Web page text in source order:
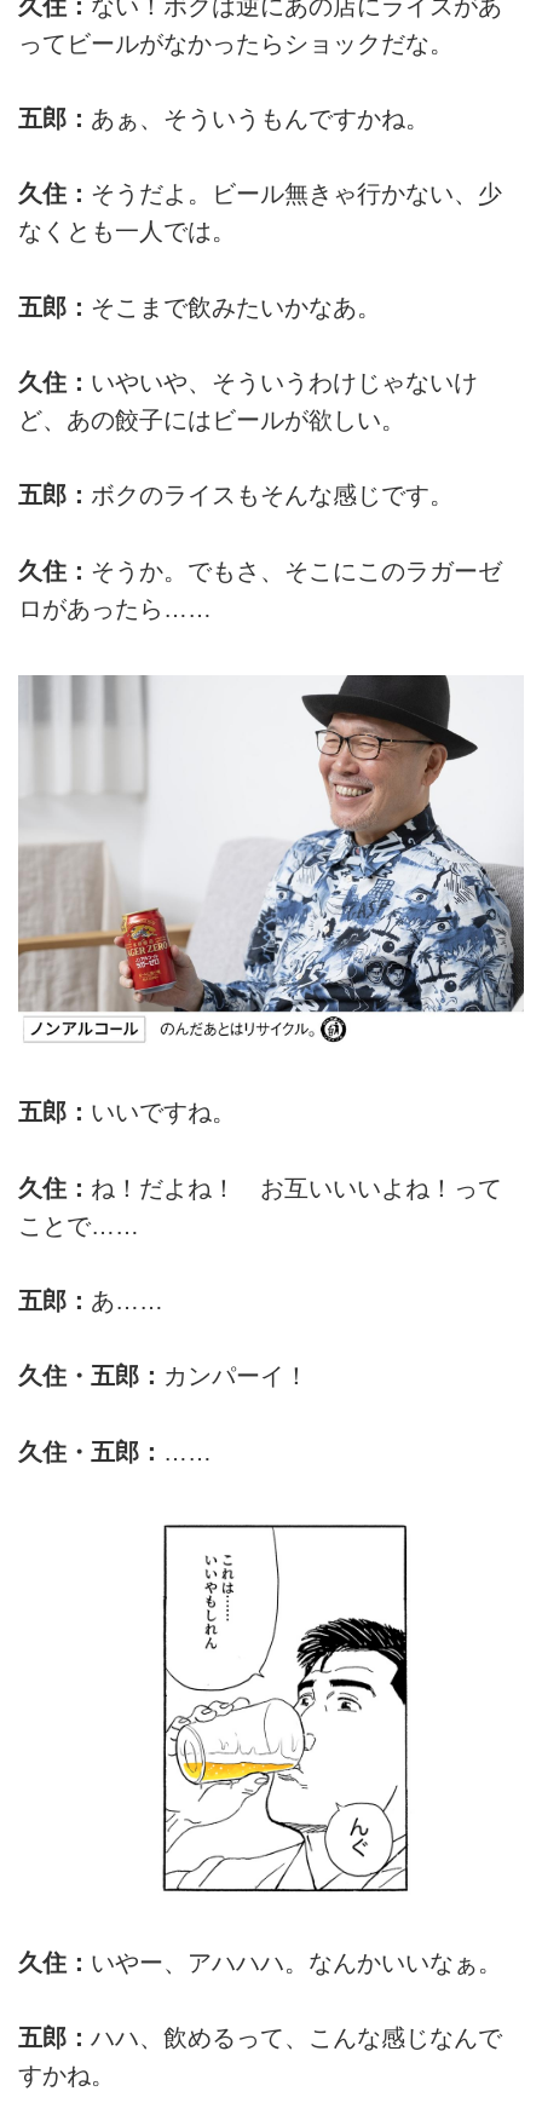
久住： ない！ボクは逆にあの店にライスがあ
ってビールがなかったらショックだな。
五郎： あぁ、そういうもんですかね。
久住： そうだよ。ビール無きゃ行かない、少
なくとも一人では。
五郎： そこまで飲みたいかなあ。
久住： いやいや、そういうわけじゃないけ
ど、あの餃子にはビールが欲しい。
五郎： ボクのライスもそんな感じです。
久住： そうか。でもさ、そこにこのラガーゼ
ロがあったら……
五郎： いいですね。
久住： ね！だよね！ お互いいいよね！って
ことで……
五郎： あ……
久住・五郎： カンパーイ！
久住・五郎： ……
久住： いやー、アハハハ。なんかいいなぁ。
五郎： ハハ、飲めるって、こんな感じなんで
すかね。